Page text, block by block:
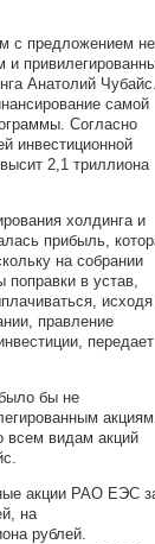
с предложением не
и
Анатолий Чубайс.
самой
Согласно
инвестиционной
2,1 триллиона
холдинга и
прибыль,
на собрании
в устав,
исходя
правление
передает
бы не
всем видам акций
акции РАО ЕЭС
на
рублей.